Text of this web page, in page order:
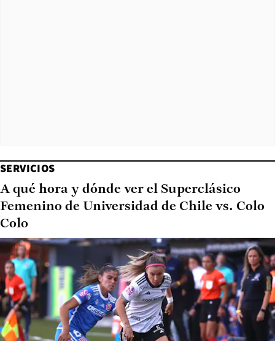
SERVICIOS
A qué hora y dónde ver el Superclásico
Femenino de Universidad de Chile vs. Colo
Colo